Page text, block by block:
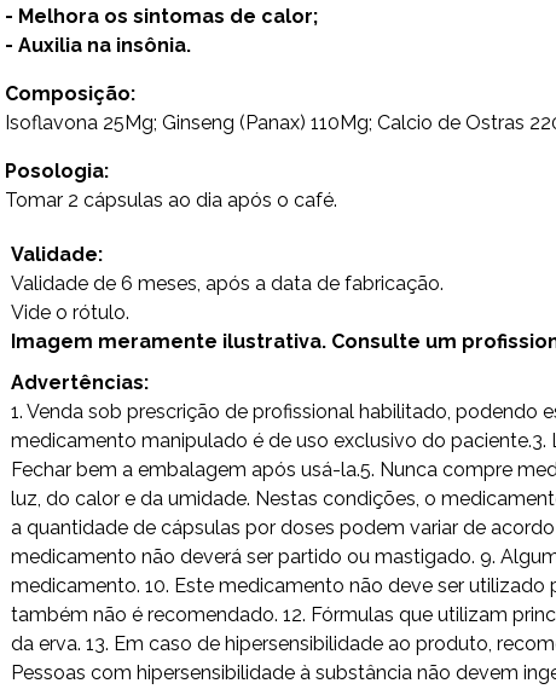
- Melhora os sintomas de calor;
- Auxilia na insônia.
Composição:
Isoflavona 25Mg; Ginseng (Panax) 110Mg; Calcio de Ostras
Posologia:
Tomar 2 cápsulas ao dia após o café.
Validade:
Validade de 6 meses, após a data de fabricação.
Vide o rótulo.
Imagem meramente ilustrativa. Consulte um
Advertências:
1. Venda sob prescrição de profissional habilitado,
medicamento manipulado é de uso exclusivo do
Fechar bem a embalagem após usá-la.5. Nunca compre
luz, do calor e da umidade. Nestas condições, o
a quantidade de cápsulas por doses podem variar de
medicamento não deverá ser partido ou mastigado. 9.
medicamento. 10. Este medicamento não deve ser
também não é recomendado. 12. Fórmulas que utilizam
da erva. 13. Em caso de hipersensibilidade ao produto,
Pessoas com hipersensibilidade à substância não devem